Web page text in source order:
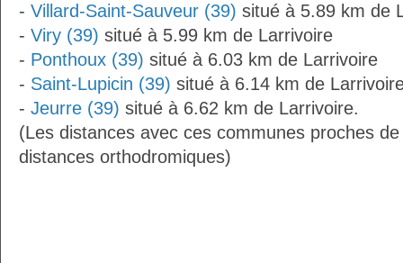
- Villard-Saint-Sauveur (39) situé à 5.89 km de
- Viry (39) situé à 5.99 km de Larrivoire
- Ponthoux (39) situé à 6.03 km de Larrivoire
- Saint-Lupicin (39) situé à 6.14 km de
- Jeurre (39) situé à 6.62 km de Larrivoire.
(Les distances avec ces communes proches
distances orthodromiques)